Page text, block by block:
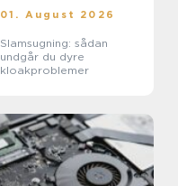
01. August 2026
Slamsugning: sådan
undgår du dyre
kloakproblemer